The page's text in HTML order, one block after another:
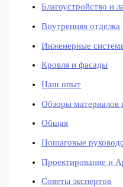
Благоустройство и
Внутренняя отделка
Инженерные
Кровля и фасады
Наш опыт
Обзоры материалов
Общая
Пошаговые
Проектирование и
Советы экспертов